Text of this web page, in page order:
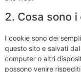
2. Cosa sono i
I cookie sono dei
questo sito e salvati
computer o altri
possono venire